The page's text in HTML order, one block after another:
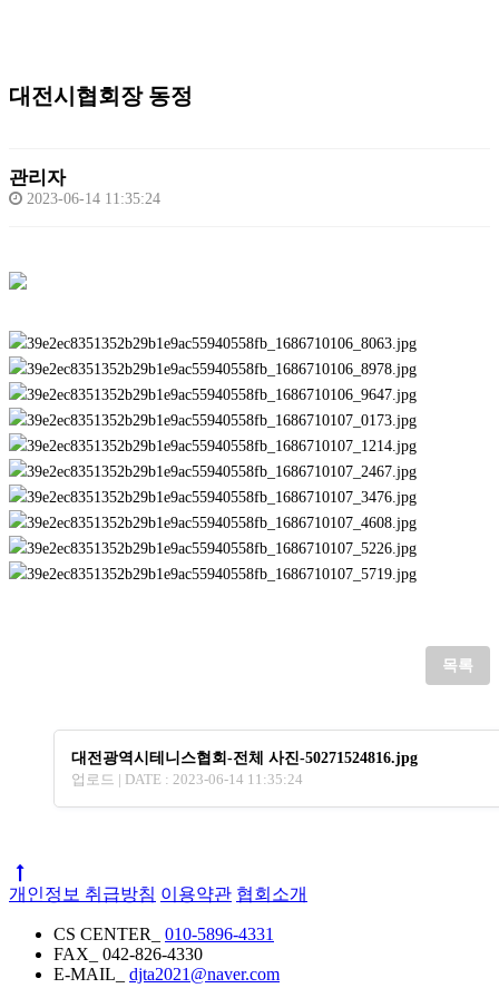
대전시협회장 동정
관리자
2023-06-14 11:35:24
목록
대전광역시테니스협회-전체 사진-50271524816.jpg
업로드 | DATE : 2023-06-14 11:35:24
개인정보 취급방침 이용약관 협회소개
CS CENTER_ 010-5896-4331
FAX_ 042-826-4330
E-MAIL_ djta2021@naver.com